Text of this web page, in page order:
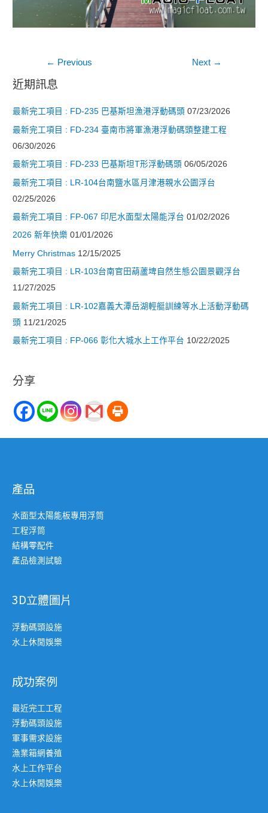
章
導
覽
← Previous Next →
近期訊息
最新完工項目 : FD-235 巴基斯坦漁港浮動碼頭 07/23/2026
最新完工項目 : FD-234 臺南市將軍漁港浮動碼頭整建工程
06/30/2026
最新完工項目 : FD-233 巴基斯坦T形浮動碼頭 06/05/2026
最新完工項目 : LR-104台南鹽水區月津港親水公園浮台
02/25/2026
最新完工項目 : FP-067 印尼水面型太陽能浮台 01/02/2026
2026 新年快樂 01/01/2026
Merry Christmas 12/15/2025
最新完工項目 : LR-103台南官田葫蘆埤自然生態公園景觀浮台
11/27/2025
最新完工項目 : LR-102嘉義大潭岳湖輕艇訓練等水上活動浮動碼
頭 11/21/2025
最新完工項目 : FP-066 彰化大城水上工作平台 10/22/2025
分享
產品
水面型太陽能板專用浮筒
工程浮筒
結構零配件
產品檢測試驗
3D立體圖片
浮動碼頭設施
水上休閒娛樂
成功案例
最近完工工程
浮動碼頭設施
軍事需求設施
漁業箱網養殖
水上工作平台
水上休閒娛樂